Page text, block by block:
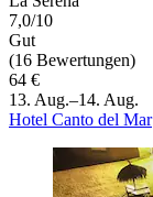
7,0/10
Gut
(16 Bewertungen)
64 €
13. Aug.–14. Aug.
Hotel Canto del Mar